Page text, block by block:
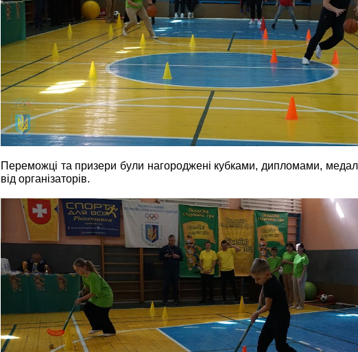
Переможці та призери були нагороджені кубками, дипломами,
від організаторів.